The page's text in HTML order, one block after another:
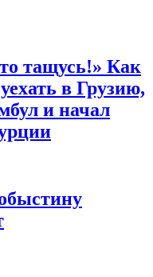
тащусь!» Как
в Грузию,
и начал